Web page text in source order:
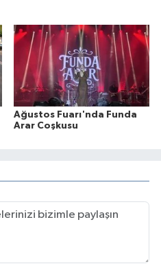
Ağustos Fuarı'nda Funda
Arar Coşkusu